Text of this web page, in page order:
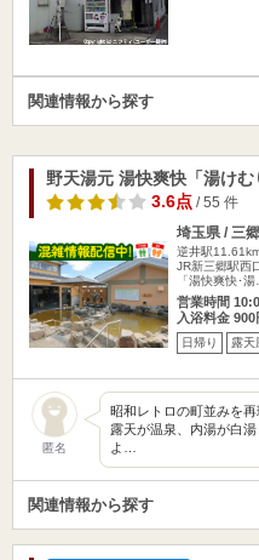
関連情報から探す
野天湯元 湯快爽快「湯けむ
3.6点/ 55 件
埼玉県 / 三
逆井駅
JR新三郷駅西
「湯快爽快･湯
営業時間
入浴料金 900
日帰り 露天
匿名
昭和レトロの町並みを
露天が温泉、内湯が白
よ…
関連情報から探す